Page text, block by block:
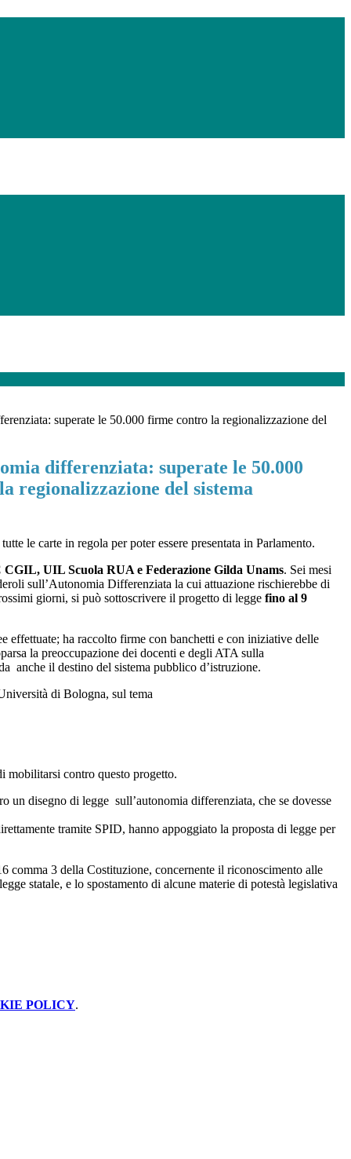
superate le 50.000 firme contro la regionalizzazione del
differenziata: superate le 50.000
regionalizzazione del sistema
le carte in regola per poter essere presentata in Parlamento.
UIL Scuola RUA e Federazione Gilda Unams. Sei mesi
sull’Autonomia Differenziata la cui attuazione rischierebbe di
giorni, si può sottoscrivere il progetto di legge fino al 9
effettuate; ha raccolto firme con banchetti e con iniziative delle
la preoccupazione dei docenti e degli ATA sulla
anche il destino del sistema pubblico d’istruzione.
di Bologna, sul tema
mobilitarsi contro questo progetto.
un disegno di legge sull’autonomia differenziata, che se dovesse
tramite SPID, hanno appoggiato la proposta di legge per
comma 3 della Costituzione, concernente il riconoscimento alle
statale, e lo spostamento di alcune materie di potestà legislativa
POLICY.